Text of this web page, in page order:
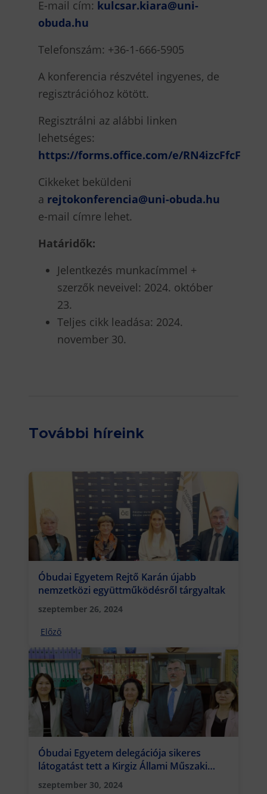
E-mail cím: kulcsar.kiara@uni-
obuda.hu
Telefonszám: +36-1-666-5905
A konferencia részvétel ingyenes, de
regisztrációhoz kötött.
Regisztrálni az alábbi linken
lehetséges:
https://forms.office.com/e/RN4izcFfcF
Cikkeket beküldeni
a rejtokonferencia@uni-obuda.hu
e-mail címre lehet.
Határidők:
Jelentkezés munkacímmel +
szerzők neveivel: 2024. október
23.
Teljes cikk leadása: 2024.
november 30.
További híreink
Óbudai Egyetem Rejtő Karán újabb
nemzetközi együttműködésről tárgyaltak
szeptember 26, 2024
Előző
Óbudai Egyetem delegációja sikeres
látogatást tett a Kirgiz Állami Műszaki
Egyetemen
szeptember 30, 2024